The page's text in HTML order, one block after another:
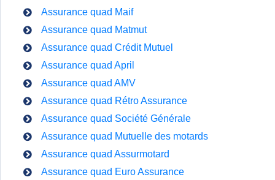
Assurance quad Maif
Assurance quad Matmut
Assurance quad Crédit Mutuel
Assurance quad April
Assurance quad AMV
Assurance quad Rétro Assurance
Assurance quad Société Générale
Assurance quad Mutuelle des motards
Assurance quad Assurmotard
Assurance quad Euro Assurance